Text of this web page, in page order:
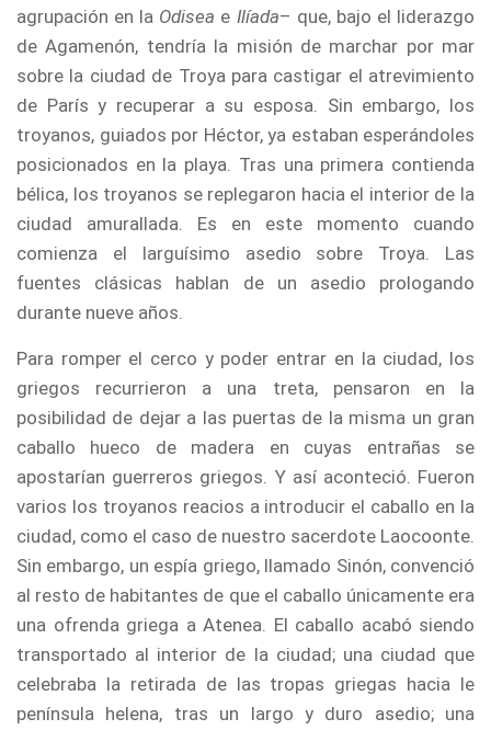
agrupación en la Odisea e Ilíada– que, bajo el liderazgo
de Agamenón, tendría la misión de marchar por mar
sobre la ciudad de Troya para castigar el atrevimiento
de París y recuperar a su esposa. Sin embargo, los
troyanos, guiados por Héctor, ya estaban esperándoles
posicionados en la playa. Tras una primera contienda
bélica, los troyanos se replegaron hacia el interior de la
ciudad amurallada. Es en este momento cuando
comienza el larguísimo asedio sobre Troya. Las
fuentes clásicas hablan de un asedio prologando
durante nueve años.
Para romper el cerco y poder entrar en la ciudad, los
griegos recurrieron a una treta, pensaron en la
posibilidad de dejar a las puertas de la misma un gran
caballo hueco de madera en cuyas entrañas se
apostarían guerreros griegos. Y así aconteció. Fueron
varios los troyanos reacios a introducir el caballo en la
ciudad, como el caso de nuestro sacerdote Laocoonte.
Sin embargo, un espía griego, llamado Sinón, convenció
al resto de habitantes de que el caballo únicamente era
una ofrenda griega a Atenea. El caballo acabó siendo
transportado al interior de la ciudad; una ciudad que
celebraba la retirada de las tropas griegas hacia le
península helena, tras un largo y duro asedio; una